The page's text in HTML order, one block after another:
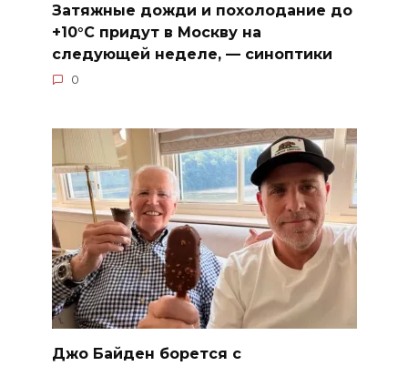
Затяжные дожди и похолодание до
+10°C придут в Москву на
следующей неделе, — синоптики
0
Джо Байден борется с